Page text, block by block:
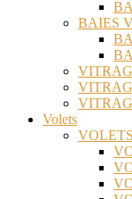
BAIES
Volets